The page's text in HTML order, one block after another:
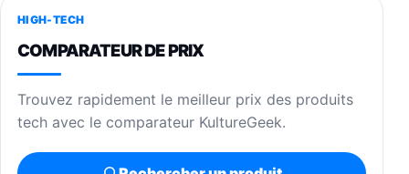
HIGH-TECH
COMPARATEUR DE PRIX
Trouvez rapidement le meilleur prix des produits
tech avec le comparateur KultureGeek.